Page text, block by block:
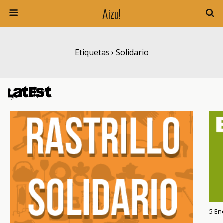
Aizu!
Etiquetas › Solidario
Latest
5